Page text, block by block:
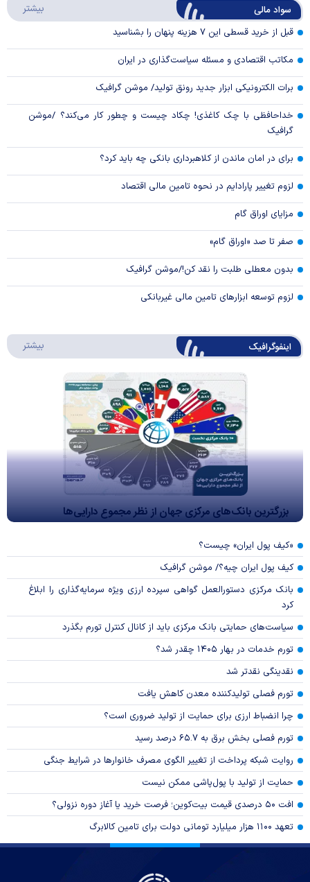
Video
سواد مالی بیشتر
قبل از خرید قسطی این ۷ هزینه پنهان را بشناسید
مکاتب اقتصادی و مسئله سیاست‌گذاری در ایران
برات الکترونیکی ابزار جدید رونق تولید/ موشن گرافیک
خداحافظی با چک کاغذی! چکاد چیست و چطور کار می‌کند؟ /موشن
گرافیک
برای در امان ماندن از کلاهبرداری بانکی چه باید کرد؟
لزوم تغییر پارادایم در نحوه تامین مالی اقتصاد
مزایای اوراق گام
صفر تا صد «اوراق گام»
بدون معطلی طلبت را نقد کن!/موشن گرافیک
لزوم توسعه ابزارهای تامین مالی غیربانکی
اینفوگرافیک بیشتر
بزرگترین بانک‌های مرکزی جهان از نظر مجموع دارایی‌ها
«کیف پول ایران» چیست؟
کیف پول ایران چیه؟/ موشن گرافیک
بانک مرکزی دستورالعمل گواهی سپرده ارزی ویژه سرمایه‌گذاری را ابلاغ
کرد
سیاست‌های حمایتی بانک مرکزی باید از کانال کنترل تورم بگذرد
تورم خدمات در بهار ۱۴۰۵ چقدر شد؟
نقدینگی نقدتر شد
تورم فصلی تولیدکننده معدن کاهش یافت
چرا انضباط ارزی برای حمایت از تولید ضروری است؟
تورم فصلی بخش برق به ۶۵.۷ درصد رسید
روایت شبکه پرداخت از تغییر الگوی مصرف خانوار‌ها در شرایط جنگی
حمایت از تولید با پول‌پاشی ممکن نیست
افت ۵۰ درصدی قیمت بیت‌کوین؛ فرصت خرید یا آغاز دوره نزولی؟
تعهد ۱۱۰۰ هزار میلیارد تومانی دولت برای تامین کالابرگ